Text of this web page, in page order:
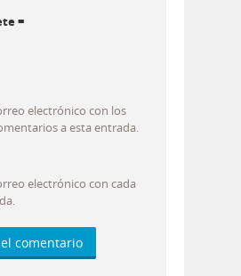
=
electrónico con los
a esta entrada.
electrónico con cada